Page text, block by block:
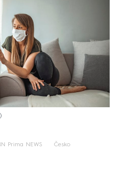
Prima NEWS Česko